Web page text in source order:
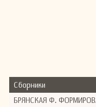
Сборники
БРЯНСКАЯ Ф.